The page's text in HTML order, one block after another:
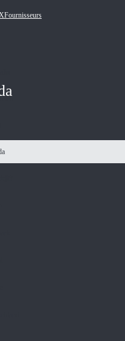
Fournisseurs